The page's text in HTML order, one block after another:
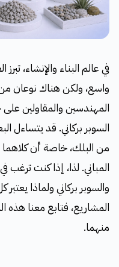
في عالم البناء والإنشاء،
واسع، ولكن هناك نوعان
المهندسين والمقاولين على
السوبر بركاني. قد يتساءل
من البلك، خاصة أن كلاهما
المباني. لذا، إذا كنت ترغب
والسوبر بركاني ولماذا
المشاريع، فتابع معنا
منهما.